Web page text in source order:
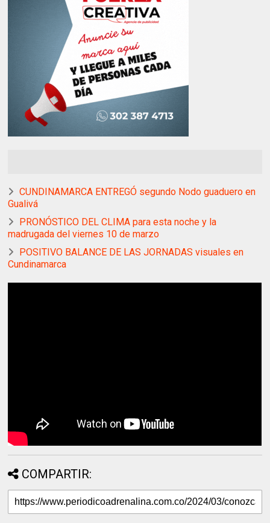
CUNDINAMARCA ENTREGÓ segundo Nodo guaduero en
Gualivá
PRONÓSTICO DEL CLIMA para esta noche y la
madrugada del viernes 10 de marzo
POSITIVO BALANCE DE LAS JORNADAS visuales en
Cundinamarca
COMPARTIR: